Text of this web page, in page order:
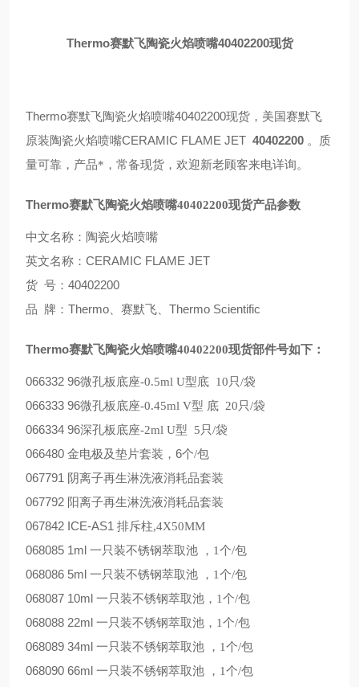
Thermo赛默飞陶瓷火焰喷嘴40402200现货
Thermo赛默飞陶瓷火焰喷嘴40402200现货，美国赛默飞
原装陶瓷火焰喷嘴CERAMIC FLAME JET 40402200 。
质
量可靠，产品*，常备现货，欢迎新老顾客来电详询。
Thermo赛默飞陶瓷火焰喷嘴40402200现货产品参数
中文名称：陶瓷火焰喷嘴
英文名称： CERAMIC FLAME JET
货 号：40402200
品 牌： Thermo 、赛默飞 Thermo Scientific
Thermo赛默飞陶瓷火焰喷嘴40402200现货部件号如下：
066332 96微孔板底座-0.5ml U型底 10只/袋
066333 96微孔板底座-0.45ml V型 底 20只/袋
066334 96深孔板底座-2ml U型 5只/袋
066480 金电极及垫片套装， 6个/包
067791 阴离子再生淋洗液消耗品套装
067792 阳离子再生淋洗液消耗品套装
067842 ICE-AS1 排斥柱,4X50MM
068085 1ml 一只装不锈钢萃取池 ， 1个/包
068086 5ml 一只装不锈钢萃取池 ， 1个/包
068087 10ml 一只装不锈钢萃取池， 1个/包
068088 22ml 一只装不锈钢萃取池， 1个/包
068089 34ml 一只装不锈钢萃取池 ， 1个/包
068090 66ml 一只装不锈钢萃取池 ， 1个/包